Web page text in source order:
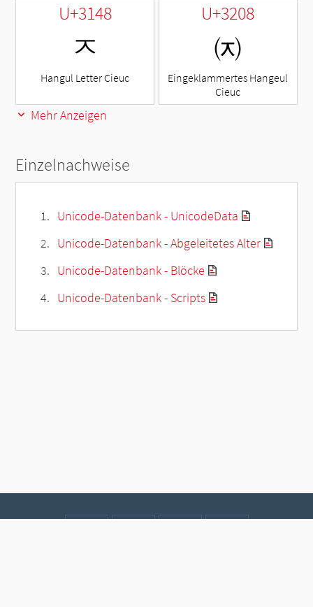
U+3148
ㅈ
Hangul Letter Cieuc
U+3208
㈈
Eingeklammertes Hangeul
Cieuc
Mehr Anzeigen
Einzelnachweise
Unicode-Datenbank - UnicodeData
Unicode-Datenbank - Abgeleitetes Alter
Unicode-Datenbank - Blöcke
Unicode-Datenbank - Scripts